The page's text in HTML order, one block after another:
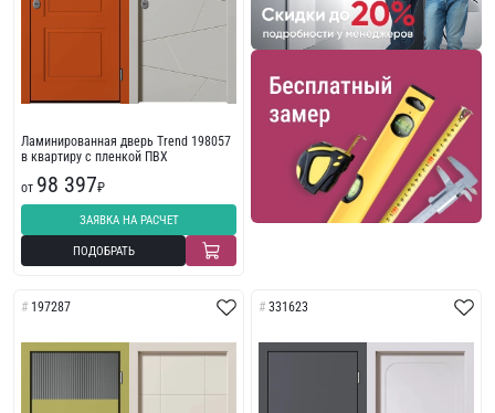
Ламинированная дверь Trend 198057
в квартиру с пленкой ПВХ
от 98 397₽
ЗАЯВКА НА РАСЧЕТ
ПОДОБРАТЬ
197287 331623